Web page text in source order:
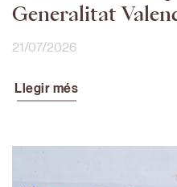
Generalitat
21/07/2026
Llegir més